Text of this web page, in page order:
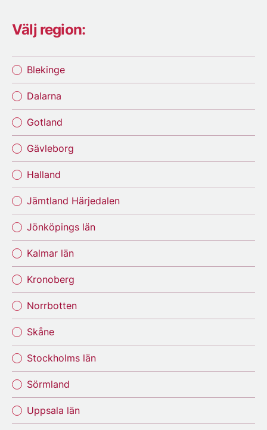
Välj region:
Blekinge
Dalarna
Gotland
Gävleborg
Halland
Jämtland Härjedalen
Jönköpings län
Kalmar län
Kronoberg
Norrbotten
Skåne
Stockholms län
Sörmland
Uppsala län